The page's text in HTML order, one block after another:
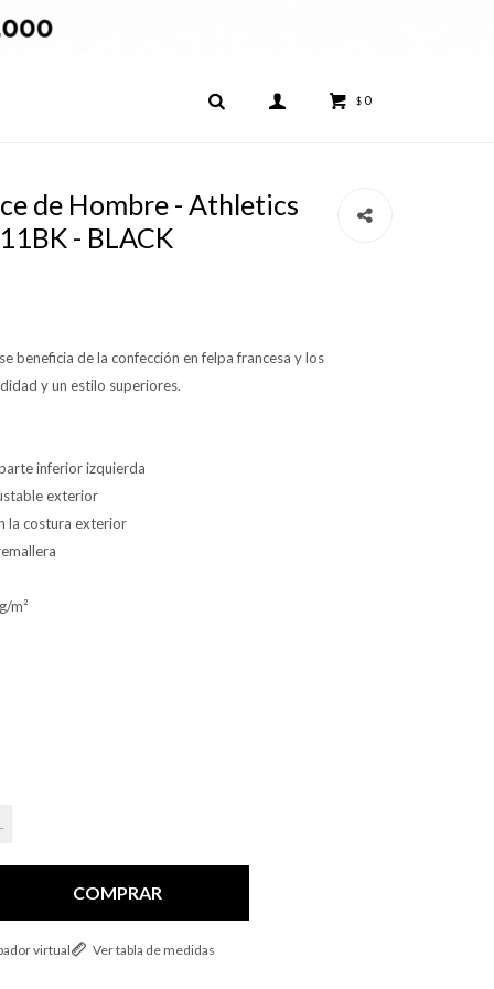
$ 0
de Hombre - Athletics
- BLACK
beneficia de la confección en felpa francesa y los
y un estilo superiores.
inferior izquierda
exterior
la costura exterior
m²
COMPRAR
virtual Ver tabla de medidas